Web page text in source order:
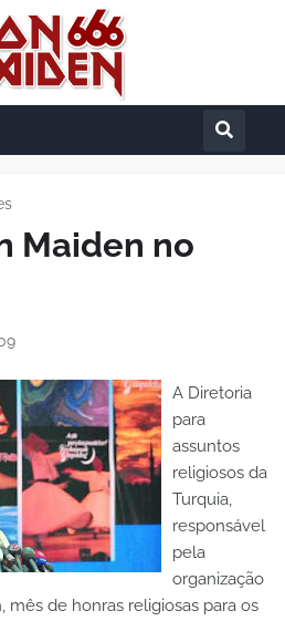
Maiden no
A Diretoria
para
assuntos
religiosos da
Turquia,
responsável
pela
organização
mês de honras religiosas para os